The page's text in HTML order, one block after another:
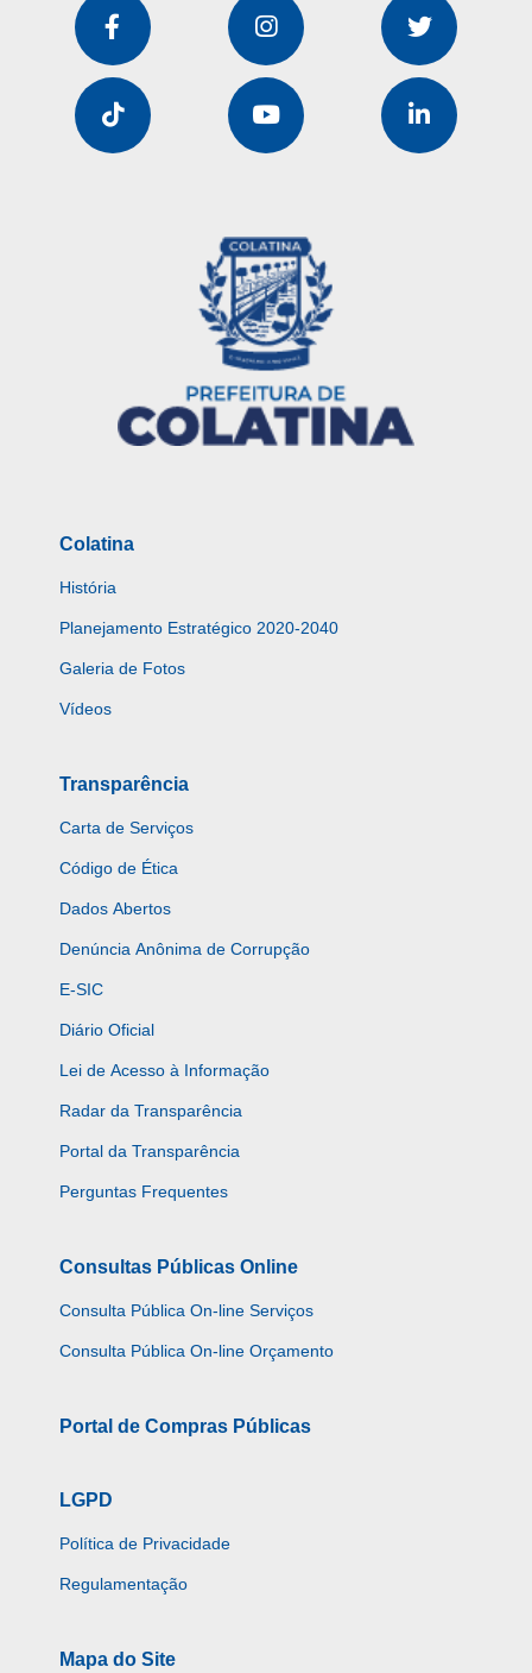
Colatina
História
Planejamento Estratégico 2020-2040
Galeria de Fotos
Vídeos
Transparência
Carta de Serviços
Código de Ética
Dados Abertos
Denúncia Anônima de Corrupção
E-SIC
Diário Oficial
Lei de Acesso à Informação
Radar da Transparência
Portal da Transparência
Perguntas Frequentes
Consultas Públicas Online
Consulta Pública On-line Serviços
Consulta Pública On-line Orçamento
Portal de Compras Públicas
LGPD
Política de Privacidade
Regulamentação
Mapa do Site